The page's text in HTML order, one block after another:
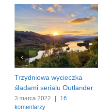
Trzydniowa wycieczka
śladami serialu Outlander
3 marca 2022 |
16
komentarzy